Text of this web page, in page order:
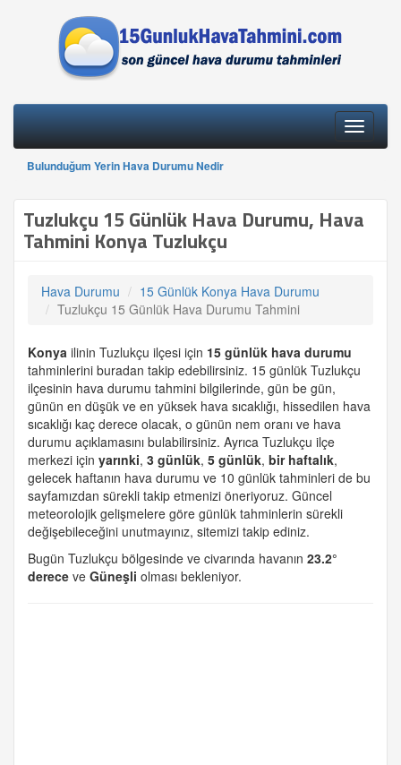
Toggle
Bulunduğum Yerin Hava Durumu Nedir
Tuzlukçu 15 Günlük Hava Durumu, Hava
Tahmini Konya Tuzlukçu
Hava Durumu
15 Günlük Konya Hava Durumu
Tuzlukçu 15 Günlük Hava Durumu Tahmini
Konya ilinin Tuzlukçu ilçesi için 15 günlük hava durumu
tahminlerini buradan takip edebilirsiniz. 15 günlük Tuzlukçu
ilçesinin hava durumu tahmini bilgilerinde, gün be gün,
günün en düşük ve en yüksek hava sıcaklığı, hissedilen hava
sıcaklığı kaç derece olacak, o günün nem oranı ve hava
durumu açıklamasını bulabilirsiniz. Ayrıca Tuzlukçu ilçe
merkezi için yarınki, 3 günlük, 5 günlük, bir haftalık,
gelecek haftanın hava durumu ve 10 günlük tahminleri de bu
sayfamızdan sürekli takip etmenizi öneriyoruz. Güncel
meteorolojik gelişmelere göre günlük tahminlerin sürekli
değişebileceğini unutmayınız, sitemizi takip ediniz.
Bugün Tuzlukçu bölgesinde ve civarında havanın 23.2°
derece ve Güneşli olması bekleniyor.